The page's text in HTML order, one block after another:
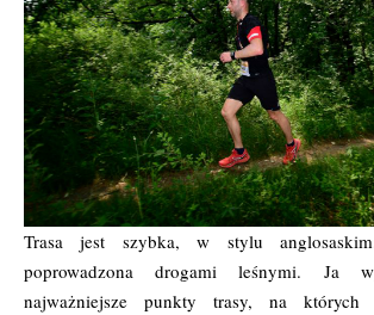
Trasa jest szybka, w stylu
poprowadzona drogami leśnymi. Ja
najważniejsze punkty trasy, na których